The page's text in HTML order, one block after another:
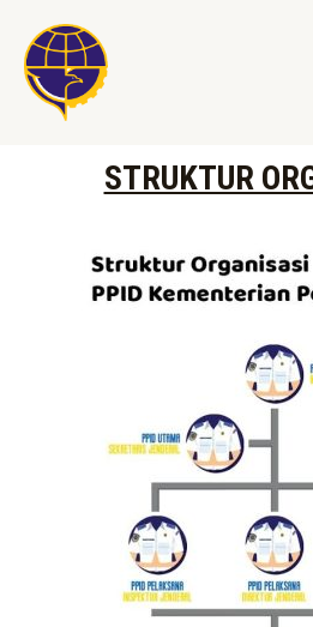
STRUKTUR